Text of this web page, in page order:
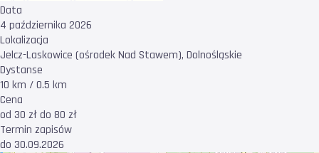
Data
4 października 2026
Lokalizacja
Jelcz-Laskowice (ośrodek Nad Stawem), Dolnośląskie
Dystanse
10 km / 0.5 km
Cena
od 30 zł do 80 zł
Termin zapisów
do 30.09.2026